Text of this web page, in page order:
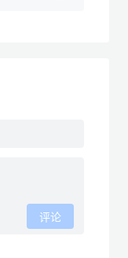
评论